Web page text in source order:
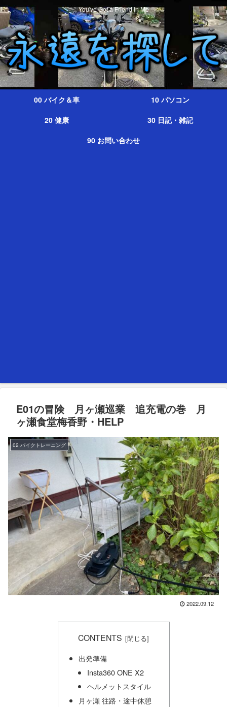
You've Got a Friend in Me
00 バイク＆車
10 パソコン
20 健康
30 日記・雑記
90 お問い合わせ
E01の冒険 月ヶ瀬巡業 追充電の巻 月
ヶ瀬食堂梅香野・HELP
02 バイクトレーニング
2022.09.12
CONTENTS
出発準備
Insta360 ONE X2
ヘルメットスタイル
月ヶ瀬 往路・途中休憩